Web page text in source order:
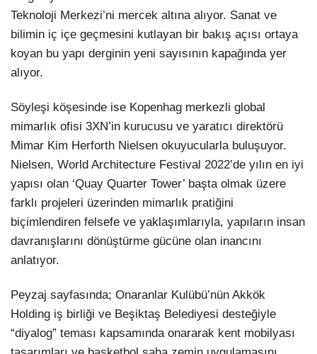
Teknoloji Merkezi’ni mercek altına alıyor. Sanat ve
bilimin iç içe geçmesini kutlayan bir bakış açısı ortaya
koyan bu yapı derginin yeni sayısının kapağında yer
alıyor.
Söyleşi köşesinde ise Kopenhag merkezli global
mimarlık ofisi 3XN’in kurucusu ve yaratıcı direktörü
Mimar Kim Herforth Nielsen okuyucularla buluşuyor.
Nielsen, World Architecture Festival 2022’de yılın en iyi
yapısı olan ‘Quay Quarter Tower’ başta olmak üzere
farklı projeleri üzerinden mimarlık pratiğini
biçimlendiren felsefe ve yaklaşımlarıyla, yapıların insan
davranışlarını dönüştürme gücüne olan inancını
anlatıyor.
Peyzaj sayfasında; Onaranlar Kulübü’nün Akkök
Holding iş birliği ve Beşiktaş Belediyesi desteğiyle
“diyalog” teması kapsamında onararak kent mobilyası